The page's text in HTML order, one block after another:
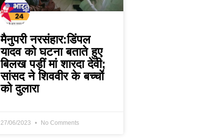
मैनुपरी नरसंहार:डिंपल
यादव को घटना बताते हुए
बिलख पड़ीं मां शारदा देवी;
सांसद ने शिववीर के बच्चों
को दुलारा
27/06/2023 No Comments